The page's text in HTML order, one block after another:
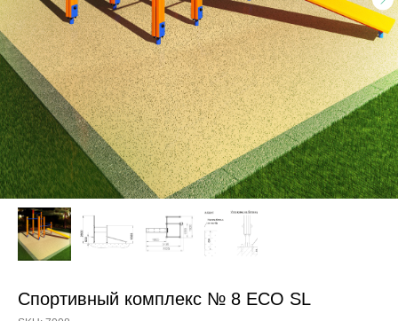
Спортивный комплекс № 8 ECO SL